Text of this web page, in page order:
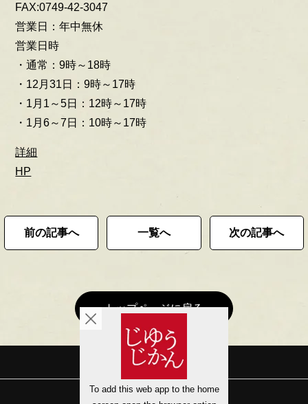
FAX:0749-42-3047
営業日：年中無休
営業日時
・通常：9時～18時
・12月31日：9時～17時
・1月1～5日：12時～17時
・1月6～7日：10時～17時
詳細
HP
前の記事へ 一覧へ 次の記事へ
トップページに戻る
会社概要
サイトマップ